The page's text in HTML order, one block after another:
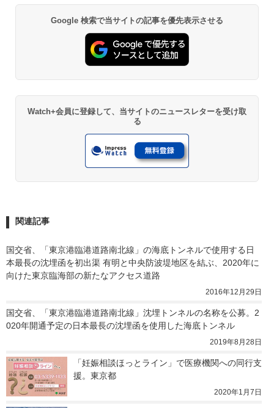
Google 検索で当サイトの記事を優先表示させる
Watch+会員に登録して、当サイトのニュースレターを受け取
る
関連記事
国交省、「東京港臨港道路南北線」の海底トンネルで使用する日
本最長の沈埋函を初出渠 有明と中央防波堤地区を結ぶ、2020年に
向けた東京臨海部の新たなアクセス道路
2016年12月29日
国交省、「東京港臨港道路南北線」沈埋トンネルの名称を公募。2
020年開通予定の日本最長の沈埋函を使用した海底トンネル
2019年8月28日
「妊娠相談ほっとライン」で医療機関への同行支
援。東京都
2020年1月7日